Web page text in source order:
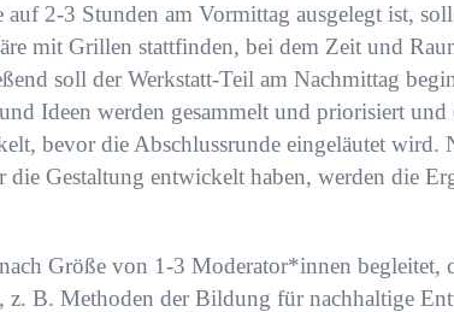
2-3 Stunden am Vormittag ausgelegt ist,
mit Grillen stattfinden, bei dem Zeit und
soll der Werkstatt-Teil am Nachmittag
Ideen werden gesammelt und priorisiert und
bevor die Abschlussrunde eingeläutet wird.
die Gestaltung entwickelt haben, werden die
Größe von 1-3 Moderator*innen begleitet,
z. B. Methoden der Bildung für nachhaltige